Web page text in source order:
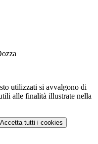
utilizzati si avvalgono di
alle finalità illustrate nella
Accetta tutti i cookies